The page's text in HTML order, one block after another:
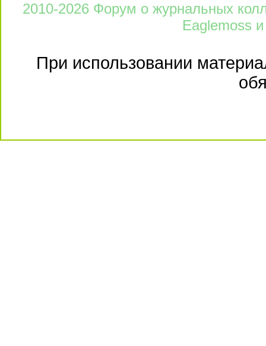
2010-2026 Форум о журнальных
Eaglemoss и
При использовании